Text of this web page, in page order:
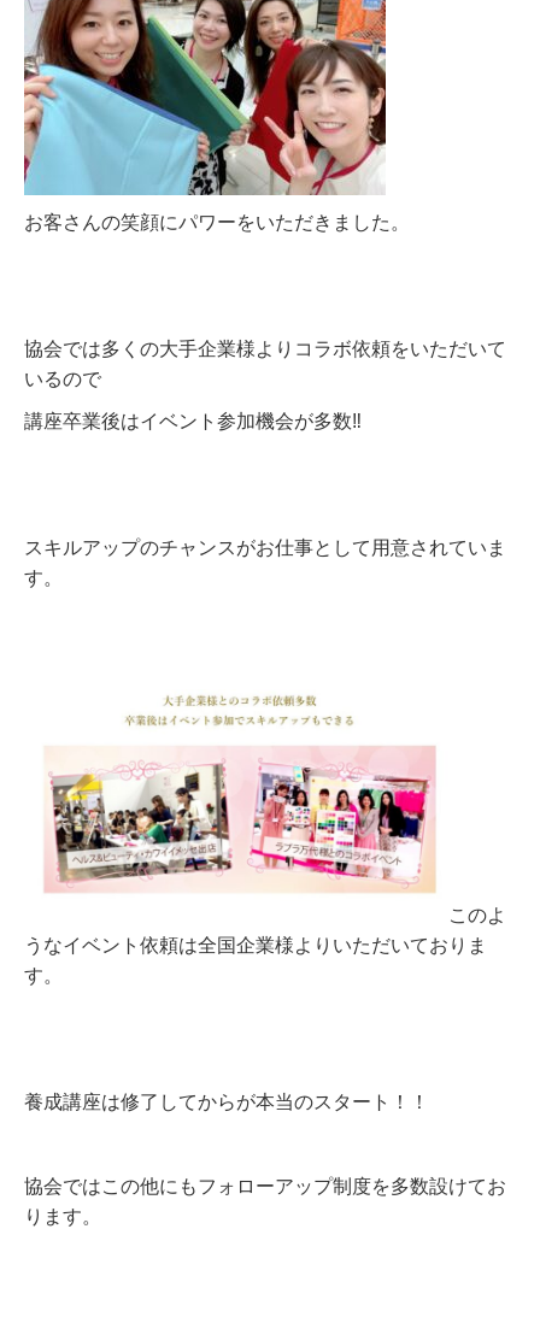
お客さんの笑顔にパワーをいただきました。
協会では多くの大手企業様よりコラボ依頼をいただいて
いるので
講座卒業後はイベント参加機会が多数‼
スキルアップのチャンスがお仕事として用意されていま
す。
このよ
うなイベント依頼は全国企業様よりいただいておりま
す。
養成講座は修了してからが本当のスタート！！
協会ではこの他にもフォローアップ制度を多数設けてお
ります。